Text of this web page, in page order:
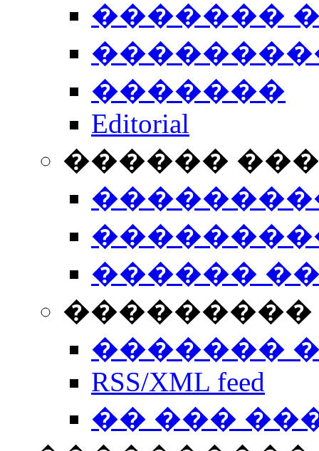
�������
�������
Editorial
������
������
���������
�������
RSS/XML feed
�� ���